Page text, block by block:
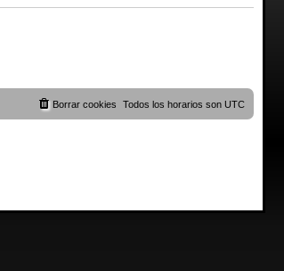
Todos los horarios sonUTC
Borrar cookies